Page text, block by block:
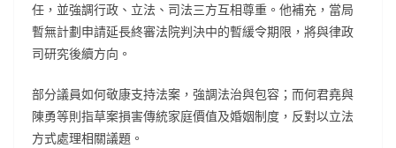
任，並強調行政、立法、司法三方互相尊重。他補充，當局
暫無計劃申請延長終審法院判決中的暫緩令期限，將與律政
司研究後續方向。
部分議員如何敬康支持法案，強調法治與包容；而何君堯與
陳勇等則指草案損害傳統家庭價值及婚姻制度，反對以立法
方式處理相關議題。